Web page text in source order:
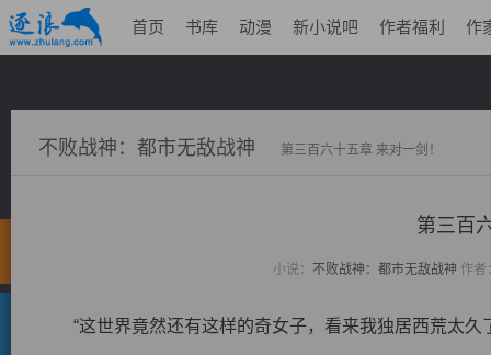
首页 书库 动漫 新小说吧 作者福利 作
不败战神：都市无敌战神 第三百六十五章 来对一剑！
第三百
小说： 不败战神：都市无敌战神 作者
“这世界竟然还有这样的奇女子，看来我独居西荒太久